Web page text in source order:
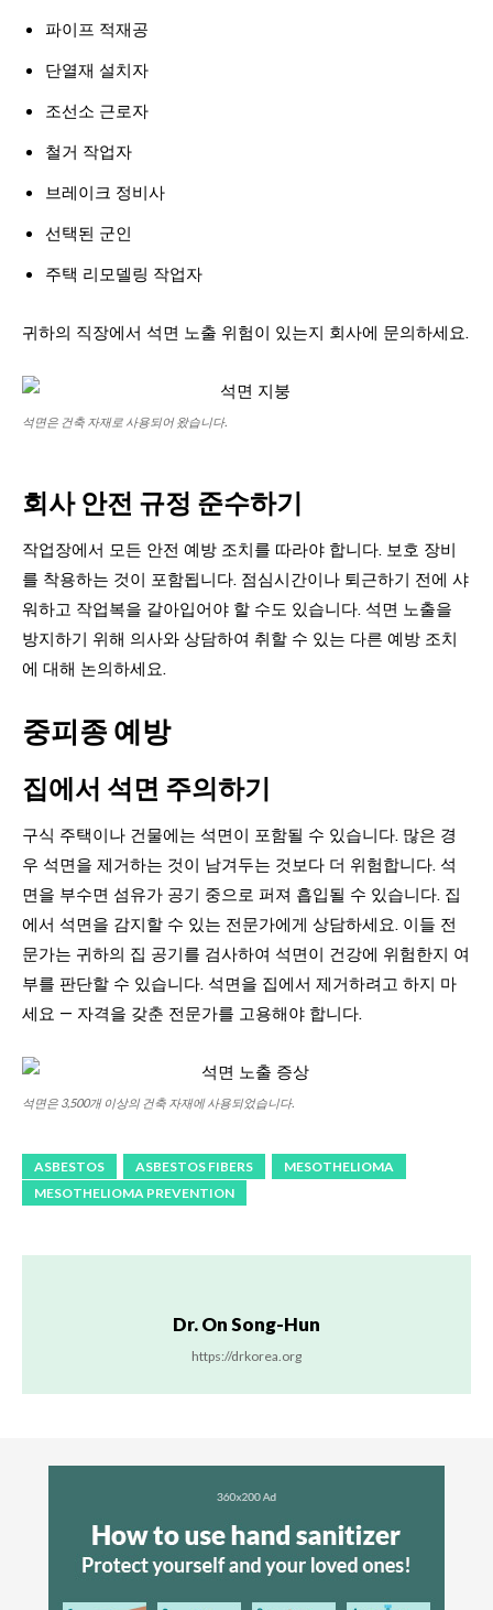
파이프 적재공
단열재 설치자
조선소 근로자
철거 작업자
브레이크 정비사
선택된 군인
주택 리모델링 작업자
귀하의 직장에서 석면 노출 위험이 있는지 회사에 문의하세요.
석면은 건축 자재로 사용되어 왔습니다.
회사 안전 규정 준수하기
작업장에서 모든 안전 예방 조치를 따라야 합니다. 보호 장비
를 착용하는 것이 포함됩니다. 점심시간이나 퇴근하기 전에 샤
워하고 작업복을 갈아입어야 할 수도 있습니다. 석면 노출을
방지하기 위해 의사와 상담하여 취할 수 있는 다른 예방 조치
에 대해 논의하세요.
중피종 예방
집에서 석면 주의하기
구식 주택이나 건물에는 석면이 포함될 수 있습니다. 많은 경
우 석면을 제거하는 것이 남겨두는 것보다 더 위험합니다. 석
면을 부수면 섬유가 공기 중으로 퍼져 흡입될 수 있습니다. 집
에서 석면을 감지할 수 있는 전문가에게 상담하세요. 이들 전
문가는 귀하의 집 공기를 검사하여 석면이 건강에 위험한지 여
부를 판단할 수 있습니다. 석면을 집에서 제거하려고 하지 마
세요 — 자격을 갖춘 전문가를 고용해야 합니다.
석면은 3,500개 이상의 건축 자재에 사용되었습니다.
ASBESTOS ASBESTOS FIBERS
MESOTHELIOMA
MESOTHELIOMA PREVENTION
Dr. On Song-Hun
https://drkorea.org